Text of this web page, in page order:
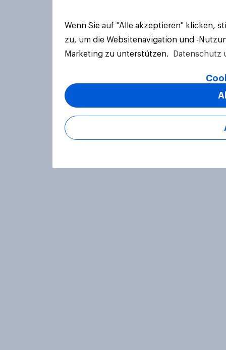
Wenn Sie auf "Alle akzeptieren" klicken,
zu, um die Websitenavigation und -
Marketing zu unterstützen.
Datenschutz